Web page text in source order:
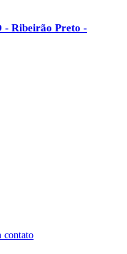
Ribeirão Preto -
contato